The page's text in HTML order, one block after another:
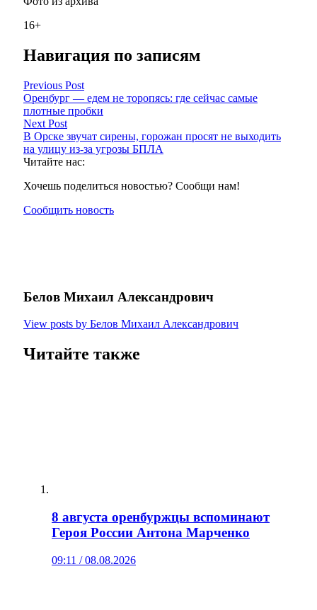
16+
Навигация по записям
Previous Post
Оренбург — едем не торопясь: где сейчас самые
плотные пробки
Next Post
В Орске звучат сирены, горожан просят не выходить
на улицу из-за угрозы БПЛА
Читайте нас:
Хочешь поделиться новостью? Сообщи нам!
Сообщить новость
Белов Михаил Александрович
View posts by Белов Михаил Александрович
Читайте также
8 августа оренбуржцы вспоминают
Героя России Антона Марченко
09:11 / 08.08.2026